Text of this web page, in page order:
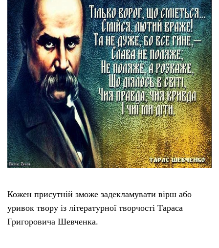
Кожен присутній зможе задекламувати вірш або
уривок твору із літературної творчості Тараса
Григоровича Шевченка.